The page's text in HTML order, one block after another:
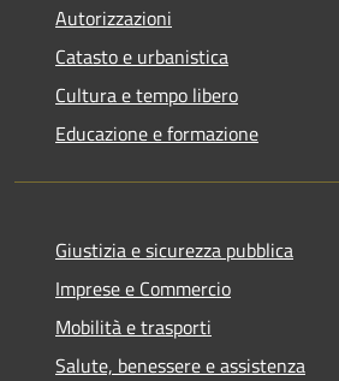
Autorizzazioni
Catasto e urbanistica
Cultura e tempo libero
Educazione e formazione
Giustizia e sicurezza pubblica
Imprese e Commercio
Mobilità e trasporti
Salute, benessere e assistenza